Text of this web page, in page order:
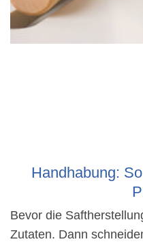
Handhabung:
Bevor die
Zutaten. Dann